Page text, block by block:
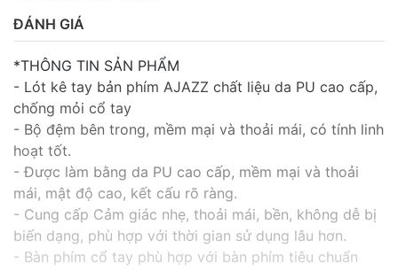
ĐÁNH GIÁ
*THÔNG TIN SẢN PHẨM
- Lót kê tay bản phím AJAZZ chất liệu da PU cao cấp,
chống mỏi cổ tay
- Bộ đệm bên trong, mềm mại và thoải mái, có tính linh
hoạt tốt.
- Được làm bằng da PU cao cấp, mềm mại và thoải
mái, mật độ cao, kết cấu rõ ràng.
- Cung cấp Cảm giác nhẹ, thoải mái, bền, không dễ bị
biến dạng, phù hợp với thời gian sử dụng lâu hơn.
- Bàn phím cổ tay phù hợp với bàn phím tiêu chuẩn